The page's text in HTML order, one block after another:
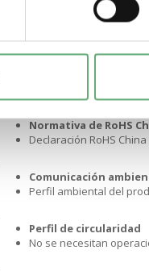
Sin mercurio
Información sobre
Normativa de RoHS
Declaración RoHS
Comunicación
Perfil ambiental del
Perfil de circularidad
No se necesitan